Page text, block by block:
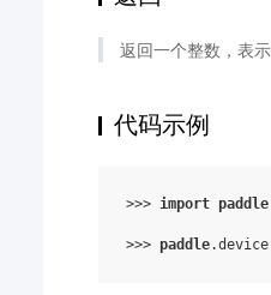
返回一个整数，表
代码示例
>>> import paddle
>>> paddle.device